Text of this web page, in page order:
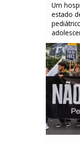
Um
estado